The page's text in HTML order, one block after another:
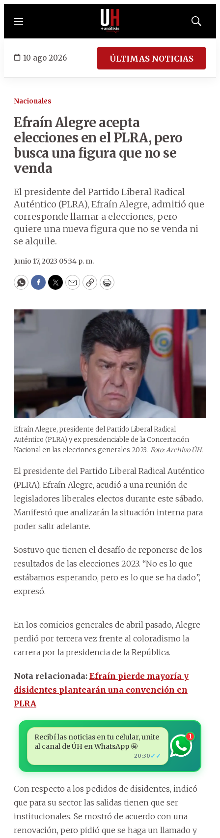
Menú
Mostrar
10 ago 2026 ÚLTIMAS NOTICIAS
Nacionales
Efraín Alegre acepta
elecciones en el PLRA, pero
busca una figura que no se
venda
El presidente del Partido Liberal Radical
Auténtico (PLRA), Efraín Alegre, admitió que
corresponde llamar a elecciones, pero
quiere una nueva figura que no se venda ni
se alquile.
Junio 17, 2023 05:34 p. m.
WhatsApp
Facebook
Twitter
EmailCopyPrint
Efraín Alegre, presidente del Partido Liberal Radical
Auténtico (PLRA) y ex presidenciable de la Concertación
Nacional en las elecciones generales 2023. Foto: Archivo ÚH.
El presidente del Partido Liberal Radical Auténtico
(PLRA), Efraín Alegre, acudió a una reunión de
legisladores liberales electos durante este sábado.
Manifestó que analizarán la situación interna para
poder salir adelante.
Sostuvo que tienen el desafío de reponerse de los
resultados de las elecciones 2023. “No es lo que
estábamos esperando, pero es lo que se ha dado”,
expresó.
En los comicios generales de abril pasado, Alegre
perdió por tercera vez frente al coloradismo la
carrera por la presidencia de la República.
Nota relacionada: Efraín pierde mayoría y
disidentes plantearán una convención en
PLRA
Recibí las noticias en tu celular, unite
al canal de ÚH en WhatsApp 🤩
20:30 ✓✓
1
Con respecto a los pedidos de disidentes, indicó
que para su sector las salidas tienen que ser
institucionales. Se mostró de acuerdo con una
renovación, pero pidió que se haga un llamado y